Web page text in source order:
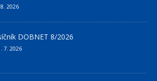
2026
DOBNET 8/2026
7. 2026